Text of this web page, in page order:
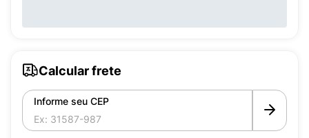
Calcular frete
Informe seu CEP